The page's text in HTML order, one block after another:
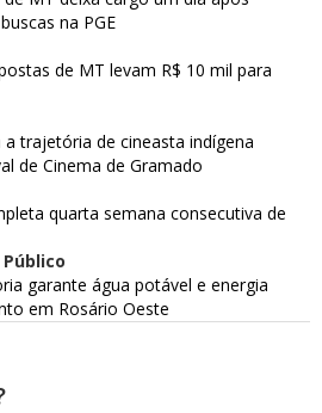
na PGE
de MT levam R$ 10 mil para
trajetória de cineasta indígena
de Cinema de Gramado
quarta semana consecutiva de
garante água potável e energia
em Rosário Oeste